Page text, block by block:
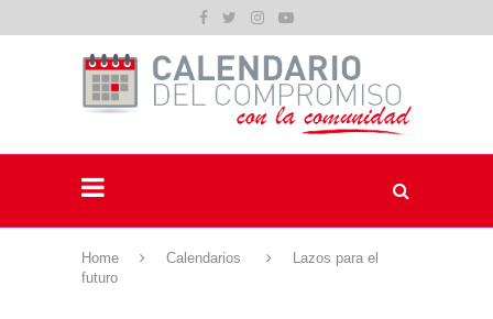
Home Calendarios
Lazos para el
futuro